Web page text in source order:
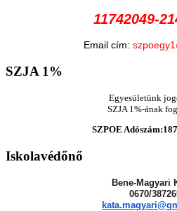
11742049-
Email cím:
SZJA1%
Egyesületünk
SZJA 1%-ának
SZPOE
Iskolavédőnő
Bene-Magyari
0670/